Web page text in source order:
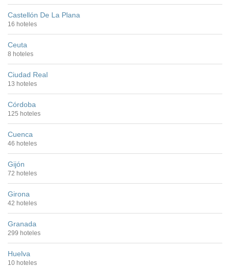
Castellón De La Plana
16 hoteles
Ceuta
8 hoteles
Ciudad Real
13 hoteles
Córdoba
125 hoteles
Cuenca
46 hoteles
Gijón
72 hoteles
Girona
42 hoteles
Granada
299 hoteles
Huelva
10 hoteles